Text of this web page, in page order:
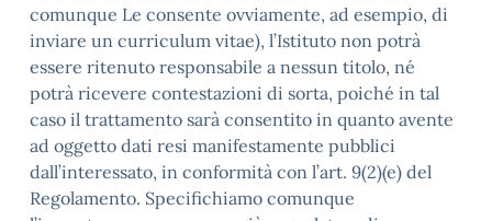
comunque Le consente ovviamente, ad esempio, di
inviare un curriculum vitae), l’Istituto non potrà
essere ritenuto responsabile a nessun titolo, né
potrà ricevere contestazioni di sorta, poiché in tal
caso il trattamento sarà consentito in quanto avente
ad oggetto dati resi manifestamente pubblici
dall’interessato, in conformità con l’art. 9(2)(e) del
Regolamento. Specifichiamo comunque